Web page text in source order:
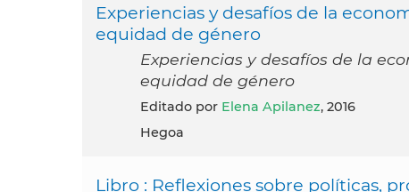
Experiencias y desafíos de la
equidad de género
Experiencias y desafíos de la
equidad de género
Editado por Elena Apilanez, 2016
Hegoa
Libro : Reflexiones sobre políticas,